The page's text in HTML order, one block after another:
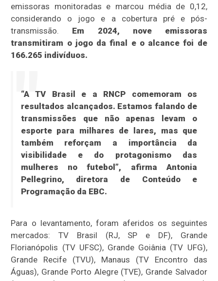
emissoras monitoradas e marcou média de 0,12,
considerando o jogo e a cobertura pré e pós-
transmissão. Em 2024, nove emissoras
transmitiram o jogo da final e o alcance foi de
166.265 indivíduos.
“A TV Brasil e a RNCP comemoram os
resultados alcançados. Estamos falando de
transmissões que não apenas levam o
esporte para milhares de lares, mas que
também reforçam a importância da
visibilidade e do protagonismo das
mulheres no futebol”, afirma Antonia
Pellegrino, diretora de Conteúdo e
Programação da EBC.
Para o levantamento, foram aferidos os seguintes
mercados: TV Brasil (RJ, SP e DF), Grande
Florianópolis (TV UFSC), Grande Goiânia (TV UFG),
Grande Recife (TVU), Manaus (TV Encontro das
Águas), Grande Porto Alegre (TVE), Grande Salvador